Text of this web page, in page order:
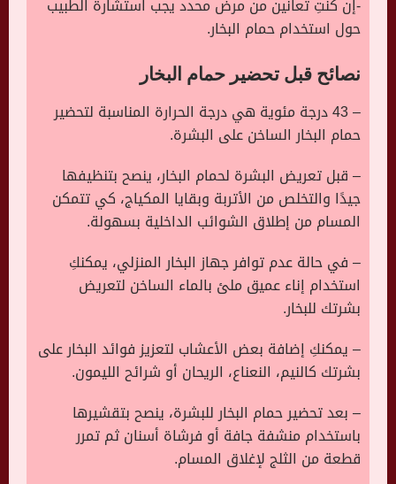
-إن كنتِ تعانين من مرض محدد يجب استشارة الطبيب
حول استخدام حمام البخار.
نصائح قبل تحضير حمام البخار
– 43 درجة مئوية هي درجة الحرارة المناسبة لتحضير
حمام البخار الساخن على البشرة.
– قبل تعريض البشرة لحمام البخار، ينصح بتنظيفها
جيدًا والتخلص من الأتربة وبقايا المكياج، كي تتمكن
المسام من إطلاق الشوائب الداخلية بسهولة.
– في حالة عدم توافر جهاز البخار المنزلي، يمكنكِ
استخدام إناء عميق ملئ بالماء الساخن لتعريض
بشرتك للبخار.
– يمكنكِ إضافة بعض الأعشاب لتعزيز فوائد البخار على
بشرتك كالنيم، النعناع، الريحان أو شرائح الليمون.
– بعد تحضير حمام البخار للبشرة، ينصح بتقشيرها
باستخدام منشفة جافة أو فرشاة أسنان ثم تمرر
قطعة من الثلج لإغلاق المسام.